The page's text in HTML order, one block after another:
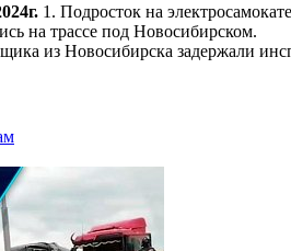
1. Подросток на
на трассе под Новосибирском.
из Новосибирска задержали